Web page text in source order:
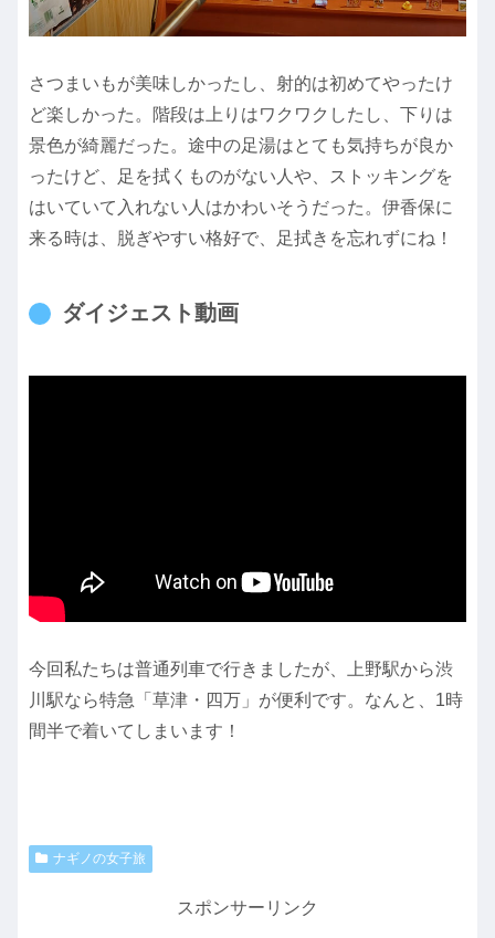
さつまいもが美味しかったし、射的は初めてやったけ
ど楽しかった。階段は上りはワクワクしたし、下りは
景色が綺麗だった。途中の足湯はとても気持ちが良か
ったけど、足を拭くものがない人や、ストッキングを
はいていて入れない人はかわいそうだった。伊香保に
来る時は、脱ぎやすい格好で、足拭きを忘れずにね！
ダイジェスト動画
今回私たちは普通列車で行きましたが、上野駅から渋
川駅なら特急「草津・四万」が便利です。なんと、1時
間半で着いてしまいます！
ナギノの女子旅
スポンサーリンク